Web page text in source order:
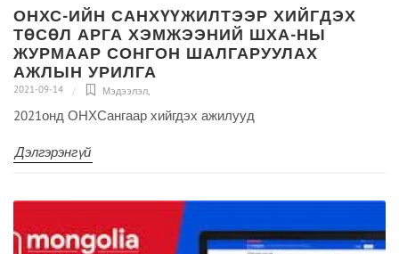
ОНХС-ИЙН САНХҮҮЖИЛТЭЭР ХИЙГДЭХ
ТӨСӨЛ АРГА ХЭМЖЭЭНИЙ ШХА-НЫ
ЖУРМААР СОНГОН ШАЛГАРУУЛАХ
АЖЛЫН УРИЛГА
2021-09-14 Мэдээлэл
2021онд ОНХСангаар хийгдэх ажилууд
Дэлгэрэнгүй